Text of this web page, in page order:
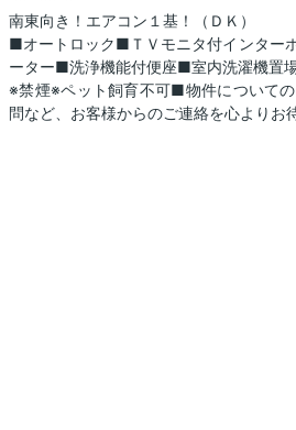
南東向き！エアコン１基！（ＤＫ）
■オートロック■ＴＶモニタ付インター
ーター■洗浄機能付便座■室内洗濯機置
※禁煙※ペット飼育不可■物件について
問など、お客様からのご連絡を心よりお